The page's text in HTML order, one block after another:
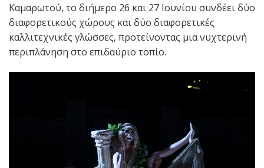
Καμαρωτού, το διήμερο 26 και 27 Ιουνίου συνδέει δύο
διαφορετικούς χώρους και δύο διαφορετικές
καλλιτεχνικές γλώσσες, προτείνοντας μια νυχτερινή
περιπλάνηση στο επιδαύριο τοπίο.